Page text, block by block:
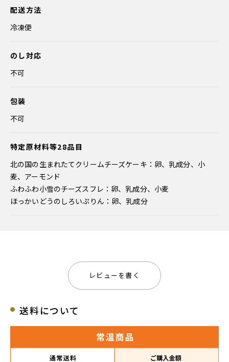
配送方法
冷凍便
のし対応
不可
包装
不可
特定原材料等28品目
北の国の生まれたてクリームチーズケーキ：卵、乳成分、小
麦、アーモンド
ふわふわ小雪のチーズスフレ：卵、乳成分、小麦
ほっかいどうのしろいぷりん：卵、乳成分
レビューを書く
送料について